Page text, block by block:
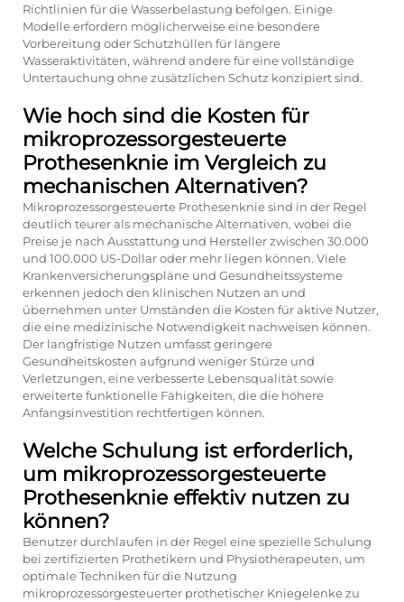
Richtlinien für die Wasserbelastung befolgen. Einige
Modelle erfordern möglicherweise eine besondere
Vorbereitung oder Schutzhüllen für längere
Wasseraktivitäten, während andere für eine vollständige
Untertauchung ohne zusätzlichen Schutz konzipiert sind.
Wie hoch sind die Kosten für
mikroprozessorgesteuerte
Prothesenknie im Vergleich zu
mechanischen Alternativen?
Mikroprozessorgesteuerte Prothesenknie sind in der Regel
deutlich teurer als mechanische Alternativen, wobei die
Preise je nach Ausstattung und Hersteller zwischen 30.000
und 100.000 US-Dollar oder mehr liegen können. Viele
Krankenversicherungspläne und Gesundheitssysteme
erkennen jedoch den klinischen Nutzen an und
übernehmen unter Umständen die Kosten für aktive Nutzer,
die eine medizinische Notwendigkeit nachweisen können.
Der langfristige Nutzen umfasst geringere
Gesundheitskosten aufgrund weniger Stürze und
Verletzungen, eine verbesserte Lebensqualität sowie
erweiterte funktionelle Fähigkeiten, die die höhere
Anfangsinvestition rechtfertigen können.
Welche Schulung ist erforderlich,
um mikroprozessorgesteuerte
Prothesenknie effektiv nutzen zu
können?
Benutzer durchlaufen in der Regel eine spezielle Schulung
bei zertifizierten Prothetikern und Physiotherapeuten, um
optimale Techniken für die Nutzung
mikroprozessorgesteuerter prothetischer Kniegelenke zu